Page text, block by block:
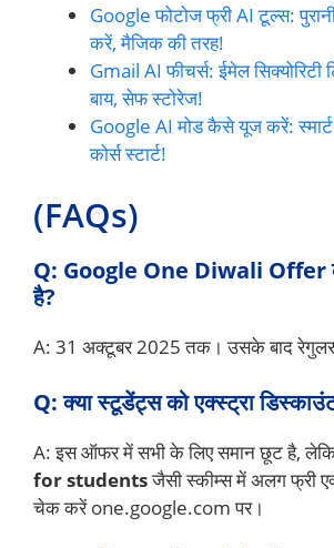
Google फोटोज फ्री AI टूल्स: पुरानी
करें, मैजिक की तरह!
Gmail AI फीचर्स: ईमेल सिक्योरिटी
बाय, सेफ स्टोरेज!
Google AI मोड कैसे यूज करें:
कोर्स स्टार्ट!
(FAQs)
Q: Google One Diwali Offer
है?
A: 31 अक्टूबर 2025 तक। उसके बाद रेगुलर
Q: क्या स्टूडेंट्स को एक्स्ट्रा
A: इस ऑफर में सभी के लिए समान छूट है,
for studentsजैसी स्कीम्स में अलग फ्री
चेक करें one.google.com पर।